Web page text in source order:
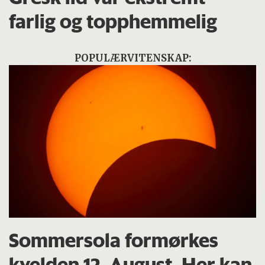
farlig og topphemmelig
POPULÆRVITENSKAP:
Sommersola formørkes